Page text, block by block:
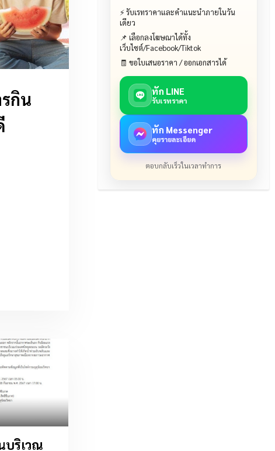
กิน
บริเวณ
⚡ รับเรทราคาและคำแนะนำภายในวัน
เดียว
📌 เลือกลงโฆษณาได้ทั้ง
เว็บไซต์/Facebook/Tiktok
🧾 ขอใบเสนอราคา / ออกเอกสารได้
ทัก LINE
รับเรทราคา
ทัก Messenger
คุยรายละเอียด
ตอบกลับเร็วในเวลาทำการ